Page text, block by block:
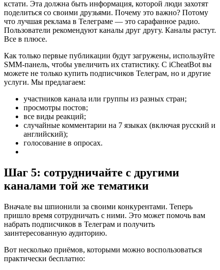
кстати. Эта должна быть информация, которой люди захотят
поделиться со своими друзьями. Почему это важно? Потому
что лучшая реклама в Телеграме — это сарафанное радио.
Пользователи рекомендуют каналы друг другу. Каналы растут.
Все в плюсе.
Как только первые публикации будут загружены, используйте
SMM-панель, чтобы увеличить их статистику. С iCheatBot вы
можете не только купить подписчиков Телеграм, но и другие
услуги. Мы предлагаем:
участников канала или группы из разных стран;
просмотры постов;
все виды реакций;
случайные комментарии на 7 языках (включая русский и
английский);
голосование в опросах.
Шаг 5: сотрудничайте с другими
каналами той же тематики
Вначале вы шпионили за своими конкурентами. Теперь
пришло время сотрудничать с ними. Это может помочь вам
набрать подписчиков в Телеграм и получить
заинтересованную аудиторию.
Вот несколько приёмов, которыми можно воспользоваться
практически бесплатно: